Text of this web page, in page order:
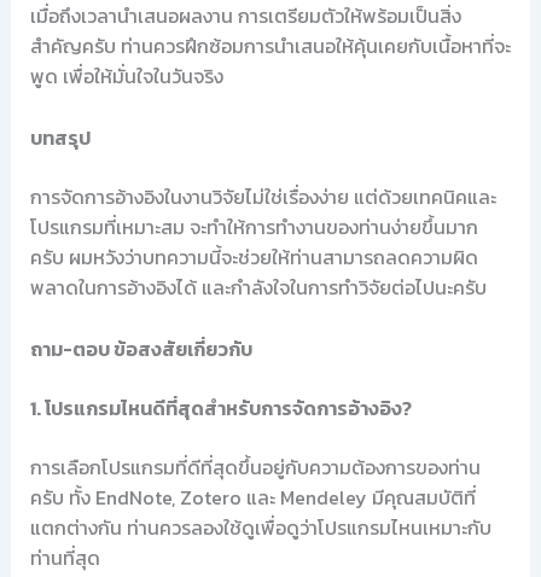
เมื่อถึงเวลานำเสนอผลงาน การเตรียมตัวให้พร้อมเป็นสิ่ง
สำคัญครับ ท่านควรฝึกซ้อมการนำเสนอให้คุ้นเคยกับเนื้อหาที่จะ
พูด เพื่อให้มั่นใจในวันจริง
บทสรุป
การจัดการอ้างอิงในงานวิจัยไม่ใช่เรื่องง่าย แต่ด้วยเทคนิคและ
โปรแกรมที่เหมาะสม จะทำให้การทำงานของท่านง่ายขึ้นมาก
ครับ ผมหวังว่าบทความนี้จะช่วยให้ท่านสามารถลดความผิด
พลาดในการอ้างอิงได้ และกำลังใจในการทำวิจัยต่อไปนะครับ
ถาม-ตอบ ข้อสงสัยเกี่ยวกับ
1. โปรแกรมไหนดีที่สุดสำหรับการจัดการอ้างอิง?
การเลือกโปรแกรมที่ดีที่สุดขึ้นอยู่กับความต้องการของท่าน
ครับ ทั้ง EndNote, Zotero และ Mendeley มีคุณสมบัติที่
แตกต่างกัน ท่านควรลองใช้ดูเพื่อดูว่าโปรแกรมไหนเหมาะกับ
ท่านที่สุด